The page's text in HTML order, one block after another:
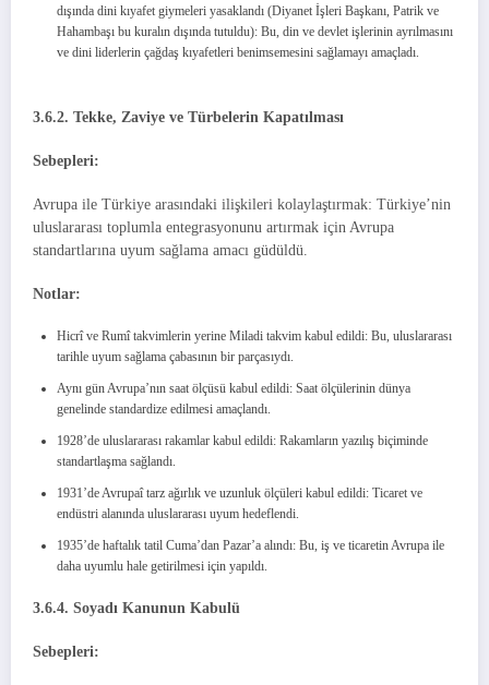
dışında dini kıyafet giymeleri yasaklandı (Diyanet İşleri Başkanı, Patrik ve
Hahambaşı bu kuralın dışında tutuldu): Bu, din ve devlet işlerinin ayrılmasını
ve dini liderlerin çağdaş kıyafetleri benimsemesini sağlamayı amaçladı.
3.6.2. Tekke, Zaviye ve Türbelerin Kapatılması
Sebepleri:
Avrupa ile Türkiye arasındaki ilişkileri kolaylaştırmak: Türkiye’nin
uluslararası toplumla entegrasyonunu artırmak için Avrupa
standartlarına uyum sağlama amacı güdüldü.
Notlar:
Hicrî ve Rumî takvimlerin yerine Miladi takvim kabul edildi: Bu, uluslararası
tarihle uyum sağlama çabasının bir parçasıydı.
Aynı gün Avrupa’nın saat ölçüsü kabul edildi: Saat ölçülerinin dünya
genelinde standardize edilmesi amaçlandı.
1928’de uluslararası rakamlar kabul edildi: Rakamların yazılış biçiminde
standartlaşma sağlandı.
1931’de Avrupaî tarz ağırlık ve uzunluk ölçüleri kabul edildi: Ticaret ve
endüstri alanında uluslararası uyum hedeflendi.
1935’de haftalık tatil Cuma’dan Pazar’a alındı: Bu, iş ve ticaretin Avrupa ile
daha uyumlu hale getirilmesi için yapıldı.
3.6.4. Soyadı Kanunun Kabulü
Sebepleri: